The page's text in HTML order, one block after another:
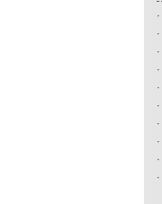
·
·
·
·
·
·
·
·
·
·